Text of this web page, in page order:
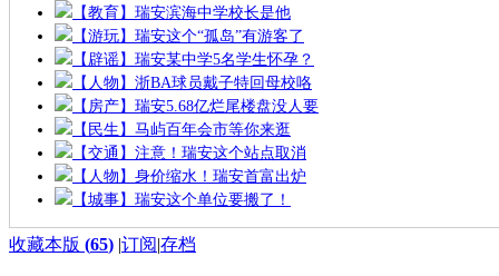
【教育】瑞安滨海中学校长是他
【游玩】瑞安这个“孤岛”有游客了
【辟谣】瑞安某中学5名学生怀孕？
【人物】浙BA球员戴子特回母校咯
【房产】瑞安5.68亿烂尾楼盘没人要
【民生】马屿百年会市等你来逛
【交通】注意！瑞安这个站点取消
【人物】身价缩水！瑞安首富出炉
【城事】瑞安这个单位要搬了！
收藏本版 (65) |订阅|存档